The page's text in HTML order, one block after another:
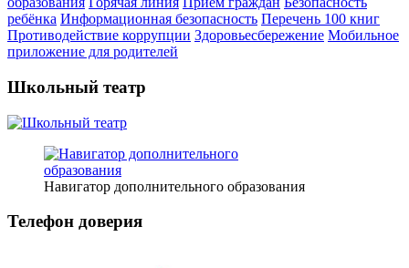
ребёнка Информационная безопасность Перечень 100 книг
Противодействие коррупции Здоровьесбережение Мобильное
приложение для родителей
Школьный театр
Навигатор дополнительного образования
Телефон доверия